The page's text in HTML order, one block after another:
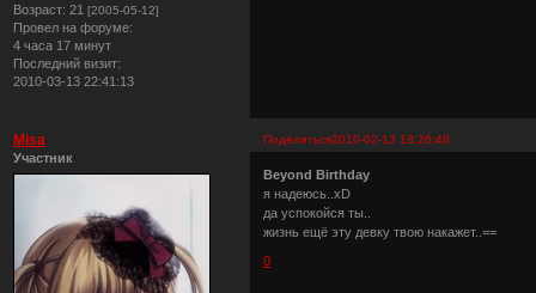
Возраст: 21 [2005-05-12]
Провел на форуме:
4 часа 17 минут
Последний визит:
2010-03-13 22:41:13
Поделиться2010-02-13 18:26:48
Misa
Участник
Beyond Birthday
я надеюсь..xD
да успокойся ты..
жизнь ещё эту девку твою накажет..==
0